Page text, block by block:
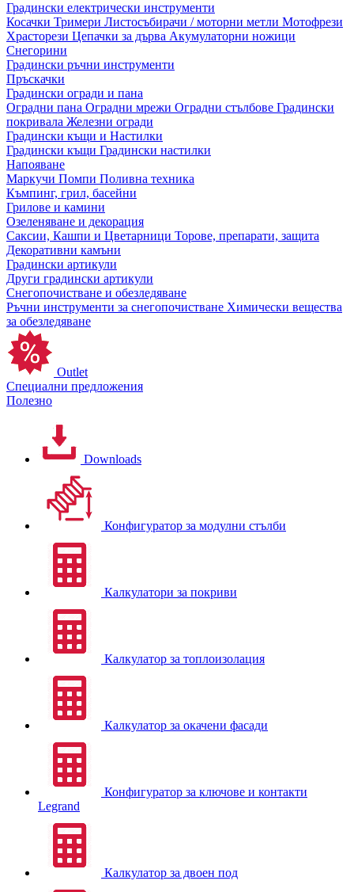
Градински електрически инструменти
Косачки Тримери Листосъбирачи / моторни метли Мотофрези
Храсторези Цепачки за дърва Акумулаторни ножици
Снегорини
Градински ръчни инструменти
Пръскачки
Градински огради и пана
Оградни пана Оградни мрежи Оградни стълбове Градински
покривала Железни огради
Градински къщи и Настилки
Градински къщи Градински настилки
Напояване
Маркучи Помпи Поливна техника
Къмпинг, грил, басейни
Грилове и камини
Озеленяване и декорация
Саксии, Кашпи и Цветарници Торове, препарати, защита
Декоративни камъни
Градински артикули
Други градински артикули
Снегопочистване и обезледяване
Ръчни инструменти за снегопочистване Химически вещества
за обезледяване
Outlet
Специални предложения
Полезно
Downloads
Конфигуратор за модулни стълби
Калкулатори за покриви
Калкулатор за топлоизолация
Калкулатор за окачени фасади
Конфигуратор за ключове и контакти
Legrand
Калкулатор за двоен под